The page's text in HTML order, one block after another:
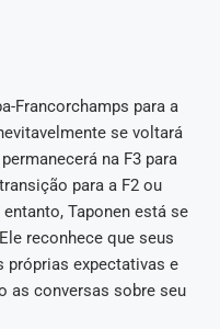
Francorchamps para a
se voltará
na F3 para
para a F2 ou
Taponen está se
reconhece que seus
próprias expectativas e
as conversas sobre seu